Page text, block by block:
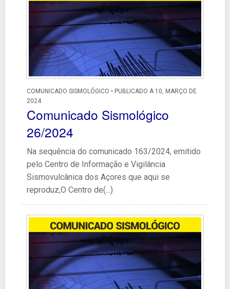
COMUNICADO SISMOLÓGICO • PUBLICADO A 10, MARÇO DE
2024
Comunicado Sismológico
26/2024
Na sequência do comunicado 163/2024, emitido
pelo Centro de Informação e Vigilância
Sismovulcânica dos Açores que aqui se
reproduz,O Centro de(...)